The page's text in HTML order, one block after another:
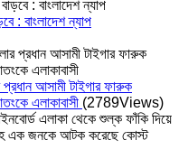
: বাংলাদেশ ন্যাপ
প্রধান আসামী টাইগার ফারুক
এলাকাবাসী (2789Views)